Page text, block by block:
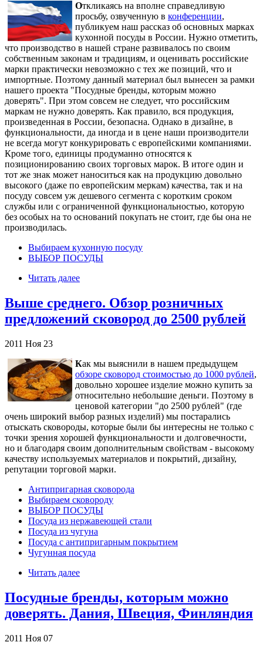
Откликаясь на вполне справедливую
просьбу, озвученную в конференции,
публикуем наш рассказ об основных марках
кухонной посуды в России. Нужно отметить,
что производство в нашей стране развивалось по своим
собственным законам и традициям, и оценивать российские
марки практически невозможно с тех же позиций, что и
импортные. Поэтому данный материал был вынесен за рамки
нашего проекта "Посудные бренды, которым можно
доверять". При этом совсем не следует, что российским
маркам не нужно доверять. Как правило, вся продукция,
произведенная в России, безопасна. Однако в дизайне, в
функциональности, да иногда и в цене наши производители
не всегда могут конкурировать с европейскими компаниями.
Кроме того, единицы продуманно относятся к
позиционированию своих торговых марок. В итоге один и
тот же знак может наноситься как на продукцию довольно
высокого (даже по европейским меркам) качества, так и на
посуду совсем уж дешевого сегмента с коротким сроком
службы или с ограниченной функциональностью, которую
без особых на то оснований покупать не стоит, где бы она не
производилась.
Выбираем кухонную посуду
ВЫБОР ПОСУДЫ
Читать далее
Выше среднего. Обзор розничных
предложений сковород до 2500 рублей
2011 Ноя 23
Как мы выяснили в нашем предыдущем
обзоре сковород стоимостью до 1000 рублей,
довольно хорошее изделие можно купить за
относительно небольшие деньги. Поэтому в
ценовой категории "до 2500 рублей" (где
очень широкий выбор разных изделий) мы постарались
отыскать сковороды, которые были бы интересны не только с
точки зрения хорошей функциональности и долговечности,
но и благодаря своим дополнительным свойствам - высокому
качеству используемых материалов и покрытий, дизайну,
репутации торговой марки.
Антипригарная сковорода
Выбираем сковороду
ВЫБОР ПОСУДЫ
Посуда из нержавеющей стали
Посуда из чугуна
Посуда с антипригарным покрытием
Чугунная посуда
Читать далее
Посудные бренды, которым можно
доверять. Дания, Швеция, Финляндия
2011 Ноя 07